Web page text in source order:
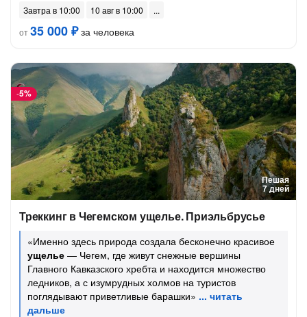
Завтра в 10:00
10 авг в 10:00
от35 000 ₽за человека
Пешая
7 дней
-5%
Треккинг в Чегемском ущелье. Приэльбрусье
«Именно здесь природа создала бесконечно красивое
ущелье — Чегем, где живут снежные вершины
Главного Кавказского хребта и находится множество
ледников, а с изумрудных холмов на туристов
поглядывают приветливые барашки»